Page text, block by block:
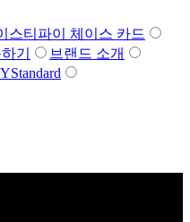
스티파이 체이스 카드
기
브랜드 소개